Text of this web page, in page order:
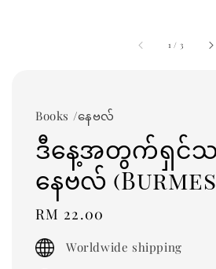
1 / 3
Books /နေဗလ်
ဒီနေ့အတွက်ရှင်သန်
နေဗလ်
Regular
price
RM 22.00
Worldwide shipping